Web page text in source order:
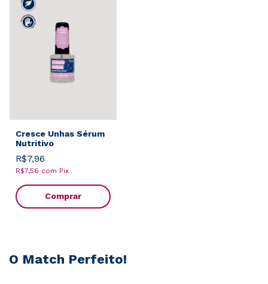
Cresce Unhas Sérum
Nutritivo
R$7,96
R$7,56 com Pix
Comprar
O Match Perfeito!